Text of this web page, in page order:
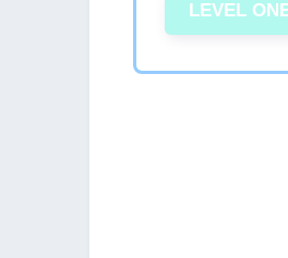
LEVEL